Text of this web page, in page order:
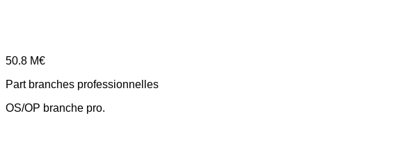
50.8 M€
Part branches professionnelles
OS/OP branche pro.